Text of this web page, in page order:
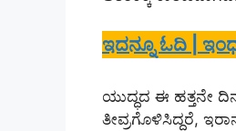
ಇದನ್ನೂ ಓದಿ |
ಯುದ್ಧದ ಈ ಹತ್ತನೇ
ತೀವ್ರಗೊಳಿಸಿದ್ದರೆ,